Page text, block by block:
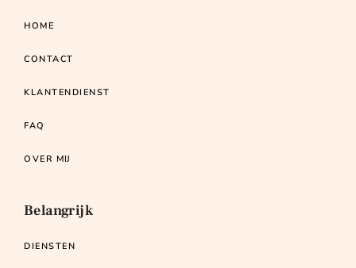
HOME
CONTACT
KLANTENDIENST
FAQ
OVER MIJ
Belangrijk
DIENSTEN